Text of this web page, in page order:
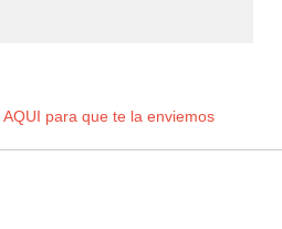
AQUI para que te la enviemos